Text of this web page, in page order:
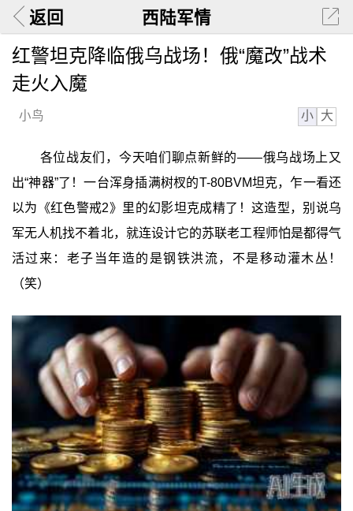
返回 西陆军情
红警坦克降临俄乌战场！俄“魔改”战术
走火入魔
小鸟 小 大
各位战友们，今天咱们聊点新鲜的——俄乌战场上又
出“神器”了！一台浑身插满树杈的T-80BVM坦克，乍一看还
以为《红色警戒2》里的幻影坦克成精了！这造型，别说乌
军无人机找不着北，就连设计它的苏联老工程师怕是都得气
活过来：老子当年造的是钢铁洪流，不是移动灌木丛！
（笑）